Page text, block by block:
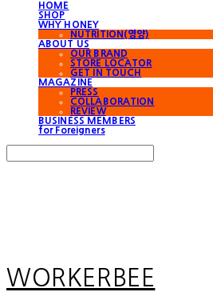
HOME
SHOP
WHY HONEY
NUTRITION(영양)
ABOUT US
OUR BRAND
STORE LOCATOR
GET IN TOUCH
MAGAZINE
PRESS
COLLABORATION
REVIEW
BUSINESS MEMBERS
for Foreigners
WORKERBEE